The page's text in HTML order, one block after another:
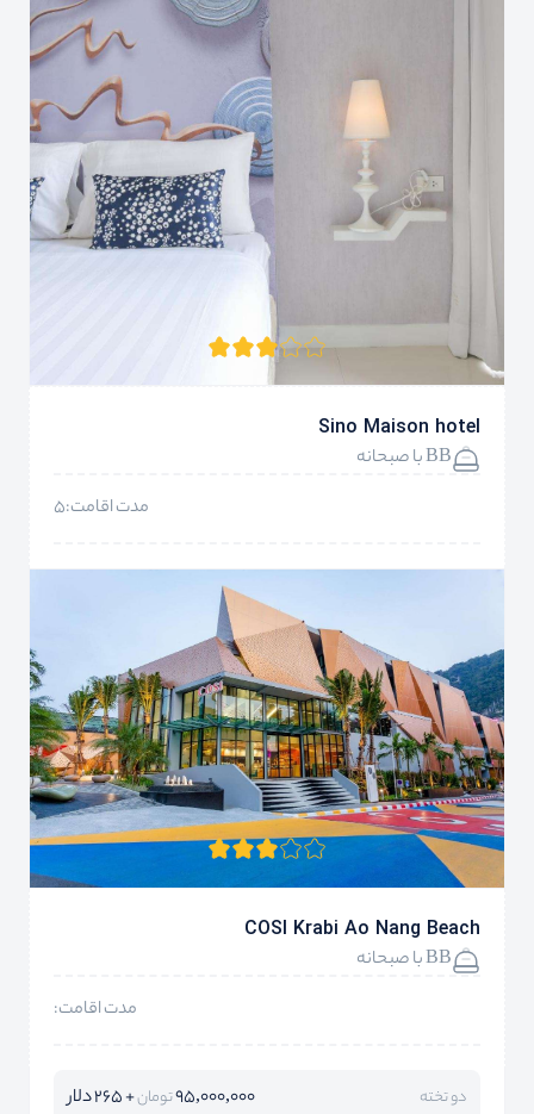
Sino Maison hotel
BB با صبحانه
مدت اقامت:5
COSI Krabi Ao Nang Beach
BB با صبحانه
مدت اقامت:
دو تخته 95,000,000تومان+ 265 دلار